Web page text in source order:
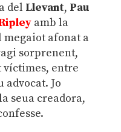
del Llevant, Pau
amb la
megaiot afonat a
sorprenent,
víctimes, entre
advocat. Jo
seua creadora,